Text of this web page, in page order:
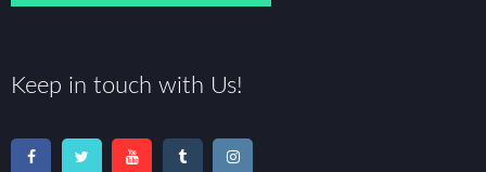
Keep in touch with Us!